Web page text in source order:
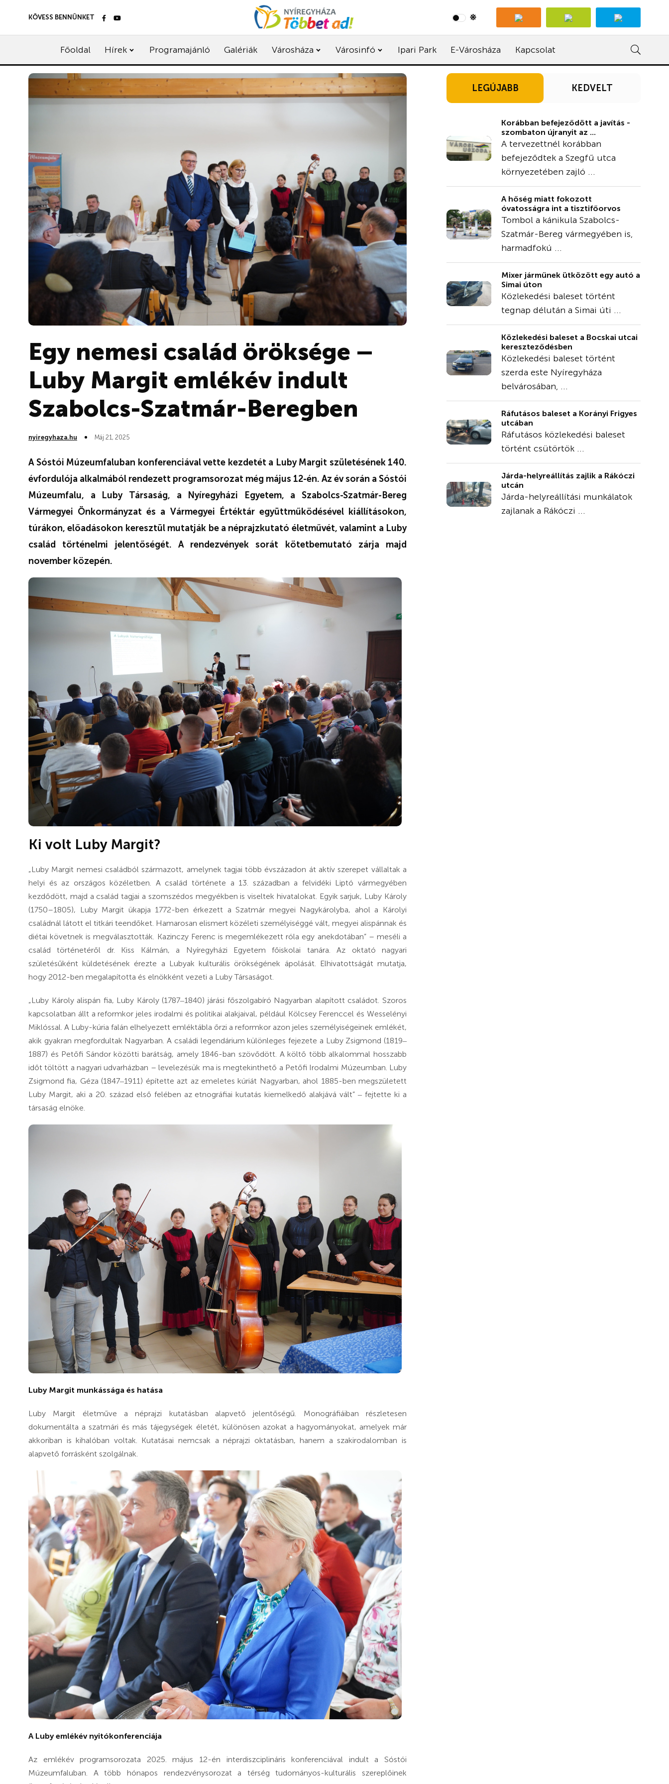
KÖVESS BENNÜNKET
Főoldal Hírek Programajánló Galériák Városháza Városinfó Ipari Park E-Városháza Kapcsolat
Egy nemesi család öröksége –
Luby Margit emlékév indult
Szabolcs-Szatmár-Beregben
nyiregyhaza.hu Máj 21, 2025
A Sóstói Múzeumfaluban konferenciával vette kezdetét a Luby Margit születésének 140.
évfordulója alkalmából rendezett programsorozat még május 12-én. Az év során a Sóstói
Múzeumfalu, a Luby Társaság, a Nyíregyházi Egyetem, a Szabolcs-Szatmár-Bereg
Vármegyei Önkormányzat és a Vármegyei Értéktár együttműködésével kiállításokon,
túrákon, előadásokon keresztül mutatják be a néprajzkutató életművét, valamint a Luby
család történelmi jelentőségét. A rendezvények sorát kötetbemutató zárja majd
november közepén.
Ki volt Luby Margit?
„Luby Margit nemesi családból származott, amelynek tagjai több évszázadon át aktív szerepet vállaltak a
helyi és az országos közéletben. A család története a 13. században a felvidéki Liptó vármegyében
kezdődött, majd a család tagjai a szomszédos megyékben is viseltek hivatalokat. Egyik sarjuk, Luby Károly
(1750–1805), Luby Margit ükapja 1772-ben érkezett a Szatmár megyei Nagykárolyba, ahol a Károlyi
családnál látott el titkári teendőket. Hamarosan elismert közéleti személyiséggé vált, megyei alispánnak és
diétai követnek is megválasztották. Kazinczy Ferenc is megemlékezett róla egy anekdotában” – meséli a
család történetéről dr. Kiss Kálmán, a Nyíregyházi Egyetem főiskolai tanára. Az oktató nagyari
születésűként küldetésének érezte a Lubyak kulturális örökségének ápolását. Elhivatottságát mutatja,
hogy 2012-ben megalapította és elnökként vezeti a Luby Társaságot.
„Luby Károly alispán fia, Luby Károly (1787‒1840) járási főszolgabíró Nagyarban alapított családot. Szoros
kapcsolatban állt a reformkor jeles irodalmi és politikai alakjaival, például Kölcsey Ferenccel és Wesselényi
Miklóssal. A Luby-kúria falán elhelyezett emléktábla őrzi a reformkor azon jeles személyiségeinek emlékét,
akik gyakran megfordultak Nagyarban. A családi legendárium különleges fejezete a Luby Zsigmond (1819‒
1887) és Petőfi Sándor közötti barátság, amely 1846-ban szövődött. A költő több alkalommal hosszabb
időt töltött a nagyari udvarházban – levelezésük ma is megtekinthető a Petőfi Irodalmi Múzeumban. Luby
Zsigmond fia, Géza (1847‒1911) építette azt az emeletes kúriát Nagyarban, ahol 1885-ben megszületett
Luby Margit, aki a 20. század első felében az etnográfiai kutatás kiemelkedő alakjává vált” ‒ fejtette ki a
társaság elnöke.
Luby Margit munkássága és hatása
Luby Margit életműve a néprajzi kutatásban alapvető jelentőségű. Monográfiáiban részletesen
dokumentálta a szatmári és más tájegységek életét, különösen azokat a hagyományokat, amelyek már
akkoriban is kihalóban voltak. Kutatásai nemcsak a néprajzi oktatásban, hanem a szakirodalomban is
alapvető forrásként szolgálnak.
A Luby emlékév nyitókonferenciája
Az emlékév programsorozata 2025. május 12-én interdiszciplináris konferenciával indult a Sóstói
Múzeumfaluban. A több hónapos rendezvénysorozat a térség tudományos-kulturális szereplőinek
LEGÚJABB KEDVELT
Korábban befejeződött a javítás -
szombaton újranyit az ...
A tervezettnél korábban
befejeződtek a Szegfű utca
környezetében zajló ...
A hőség miatt fokozott
óvatosságra int a tisztifőorvos
Tombol a kánikula Szabolcs-
Szatmár-Bereg vármegyében is,
harmadfokú ...
Mixer járműnek ütközött egy autó a
Simai úton
Közlekedési baleset történt
tegnap délután a Simai úti ...
Közlekedési baleset a Bocskai utcai
kereszteződésben
Közlekedési baleset történt
szerda este Nyíregyháza
belvárosában, ...
Ráfutásos baleset a Korányi Frigyes
utcában
Ráfutásos közlekedési baleset
történt csütörtök ...
Járda-helyreállítás zajlik a Rákóczi
utcán
Járda-helyreállítási munkálatok
zajlanak a Rákóczi ...